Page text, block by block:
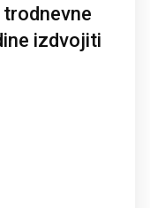
trodnevne
izdvojiti